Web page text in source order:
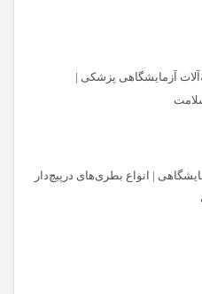
آزمایشگاهی پزشکی |
| انواع بطری‌های در‌پیچ‌دار